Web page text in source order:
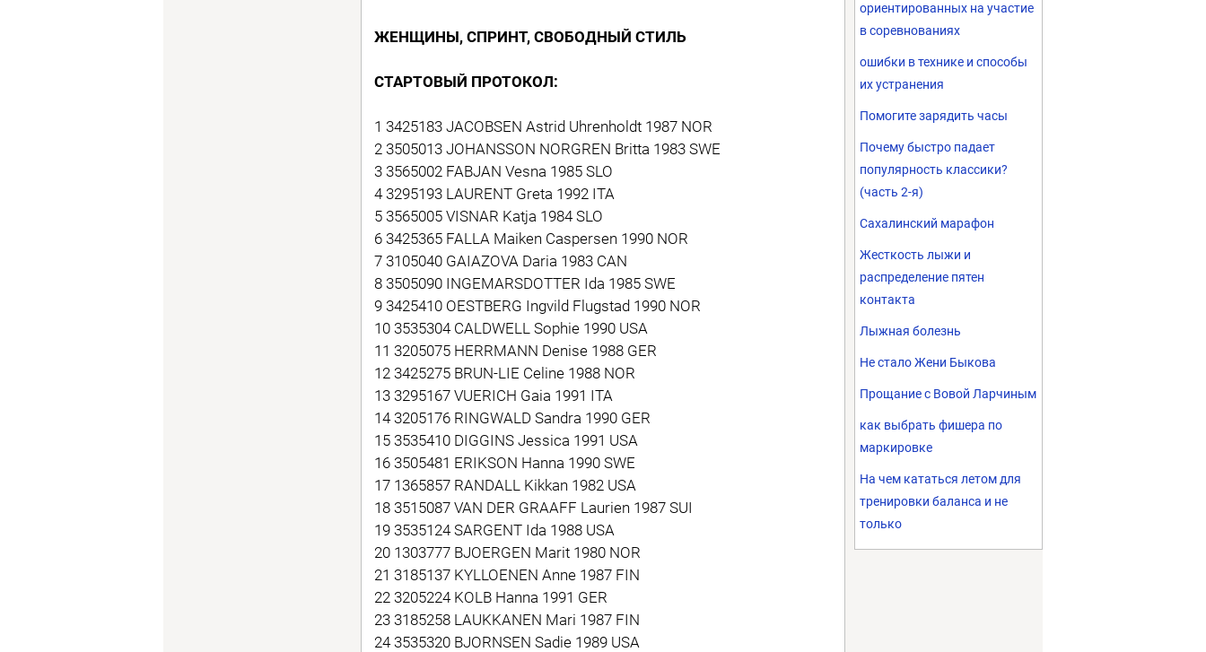
ЖЕНЩИНЫ, СПРИНТ, СВОБОДНЫЙ СТИЛЬ
СТАРТОВЫЙ ПРОТОКОЛ:
1 3425183 JACOBSEN Astrid Uhrenholdt 1987 NOR
2 3505013 JOHANSSON NORGREN Britta 1983 SWE
3 3565002 FABJAN Vesna 1985 SLO
4 3295193 LAURENT Greta 1992 ITA
5 3565005 VISNAR Katja 1984 SLO
6 3425365 FALLA Maiken Caspersen 1990 NOR
7 3105040 GAIAZOVA Daria 1983 CAN
8 3505090 INGEMARSDOTTER Ida 1985 SWE
9 3425410 OESTBERG Ingvild Flugstad 1990 NOR
10 3535304 CALDWELL Sophie 1990 USA
11 3205075 HERRMANN Denise 1988 GER
12 3425275 BRUN-LIE Celine 1988 NOR
13 3295167 VUERICH Gaia 1991 ITA
14 3205176 RINGWALD Sandra 1990 GER
15 3535410 DIGGINS Jessica 1991 USA
16 3505481 ERIKSON Hanna 1990 SWE
17 1365857 RANDALL Kikkan 1982 USA
18 3515087 VAN DER GRAAFF Laurien 1987 SUI
19 3535124 SARGENT Ida 1988 USA
20 1303777 BJOERGEN Marit 1980 NOR
21 3185137 KYLLOENEN Anne 1987 FIN
22 3205224 KOLB Hanna 1991 GER
23 3185258 LAUKKANEN Mari 1987 FIN
24 3535320 BJORNSEN Sadie 1989 USA
ориентированных на участие
в соревнованиях
ошибки в технике и способы
их устранения
Помогите зарядить часы
Почему быстро падает
популярность классики?
(часть 2-я)
Сахалинский марафон
Жесткость лыжи и
распределение пятен
контакта
Лыжная болезнь
Не стало Жени Быкова
Прощание с Вовой Ларчиным
как выбрать фишера по
маркировке
На чем кататься летом для
тренировки баланса и не
только